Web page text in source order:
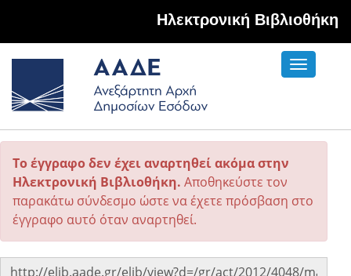
Hλεκτρονική Βιβλιοθήκη
Toggle
Το έγγραφο δεν έχει αναρτηθεί ακόμα στην
Ηλεκτρονική Βιβλιοθήκη. Αποθηκεύστε τον
παρακάτω σύνδεσμο ώστε να έχετε πρόσβαση στο
έγγραφο αυτό όταν αναρτηθεί.